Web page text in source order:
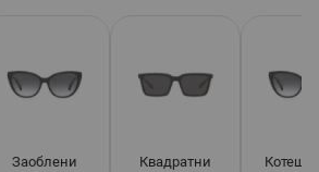
Заоблени Квадратни